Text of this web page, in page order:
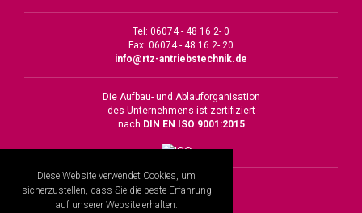
Diese Website verwendet Cookies, um
sicherzustellen, dass Sie die beste Erfahrung
auf unserer Website erhalten.
Tel: 06074 - 48 16 2- 0
Fax: 06074 - 48 16 2- 20
info@rtz-antriebstechnik.de
Die Aufbau- und Ablauforganisation
des Unternehmens ist zertifiziert
nach DIN EN ISO 9001:2015
Impressum
Datenschutz